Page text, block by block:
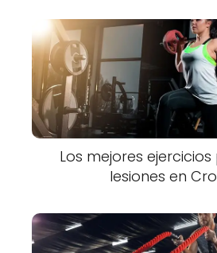
Los mejores
lesiones en